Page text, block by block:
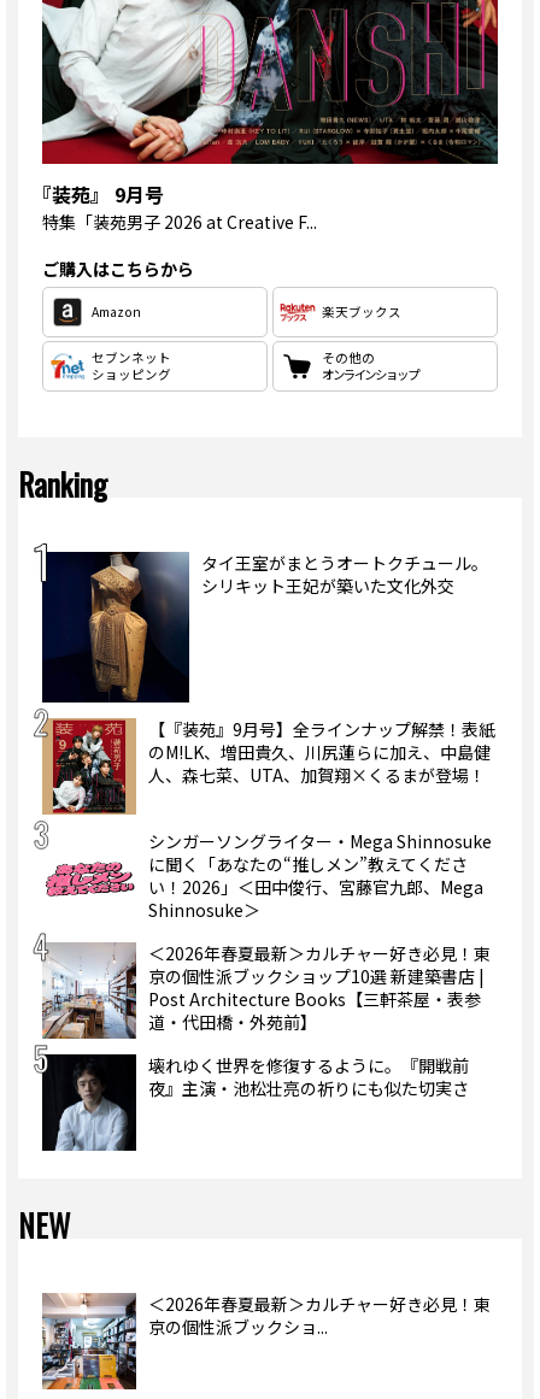
『装苑』 9月号
特集 「装苑男子 2026 at Creative F...
ご購入はこちらから
Amazon 楽天ブックス
セブンネット
ショッピング
その他の
オンラインショップ
Ranking
タイ王室がまとうオートクチュール。
シリキット王妃が築いた文化外交
【『装苑』9月号】全ラインナップ解禁！表紙
のM!LK、増田貴久、川尻蓮らに加え、中島健
人、森七菜、UTA、加賀翔×くるまが登場！
シンガーソングライター・Mega Shinnosuke
に聞く「あなたの“推しメン”教えてくださ
い！2026」＜田中俊行、宮藤官九郎、Mega
Shinnosuke＞
＜2026年春夏最新＞カルチャー好き必見！東
京の個性派ブックショップ10選 新建築書店 |
Post Architecture Books【三軒茶屋・表参
道・代田橋・外苑前】
壊れゆく世界を修復するように。『開戦前
夜』主演・池松壮亮の祈りにも似た切実さ
NEW
＜2026年春夏最新＞カルチャー好き必見！東
京の個性派ブックショ...